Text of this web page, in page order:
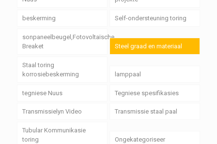
beskerming Self-ondersteuning toring
sonpaneelbeugel,Fotovoltaïsche
Breaket
Steel graad en materiaal
Staal toring
korrosiebeskerming
lamppaal
tegniese Nuus Tegniese spesifikasies
Transmissielyn Video Transmissie staal paal
Tubular Kommunikasie
toring
Ongekategoriseer